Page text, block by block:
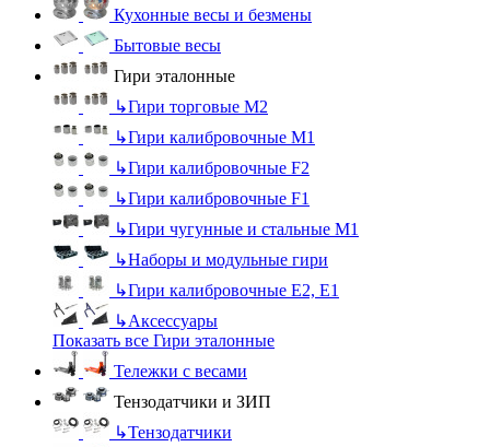
Кухонные весы и безмены
Бытовые весы
Гири эталонные
↳Гири торговые М2
↳Гири калибровочные М1
↳Гири калибровочные F2
↳Гири калибровочные F1
↳Гири чугунные и стальные М1
↳Наборы и модульные гири
↳Гири калибровочные E2, Е1
↳Аксессуары
Показать все Гири эталонные
Тележки с весами
Тензодатчики и ЗИП
↳Тензодатчики